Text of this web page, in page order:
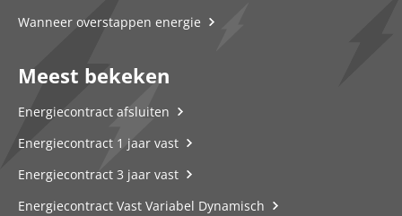
Wanneer overstappen energie
Meest bekeken
Energiecontract afsluiten
Energiecontract 1 jaar vast
Energiecontract 3 jaar vast
Energiecontract Vast Variabel Dynamisch